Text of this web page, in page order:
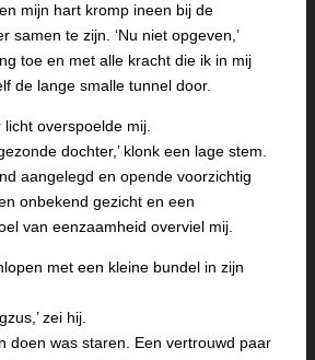
mijn hart kromp ineen bij de
samen te zijn. ‘Nu niet opgeven,’
toe en met alle kracht die ik in mij
de lange smalle tunnel door.
overspoelde mij.
dochter,’ klonk een lage stem.
aangelegd en opende voorzichtig
onbekend gezicht en een
van eenzaamheid overviel mij.
met een kleine bundel in zijn
zei hij.
doen was staren. Een vertrouwd paar